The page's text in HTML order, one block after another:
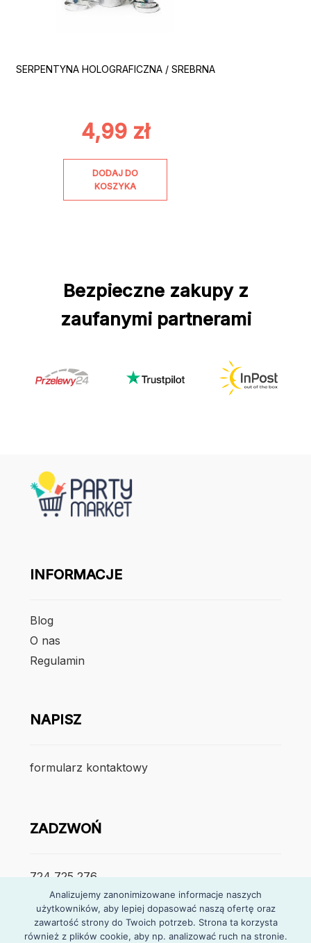
SERPENTYNA HOLOGRAFICZNA / SREBRNA
4,99 zł
DODAJ DO
KOSZYKA
Bezpieczne zakupy z
zaufanymi partnerami
INFORMACJE
Blog
O nas
Regulamin
NAPISZ
formularz kontaktowy
ZADZWOŃ
724 725 276
poniedzialek – piątek
7:30 – 15:30
Analizujemy zanonimizowane informacje naszych
użytkowników, aby lepiej dopasować naszą ofertę oraz
zawartość strony do Twoich potrzeb. Strona ta korzysta
również z plików cookie, aby np. analizować ruch na stronie.